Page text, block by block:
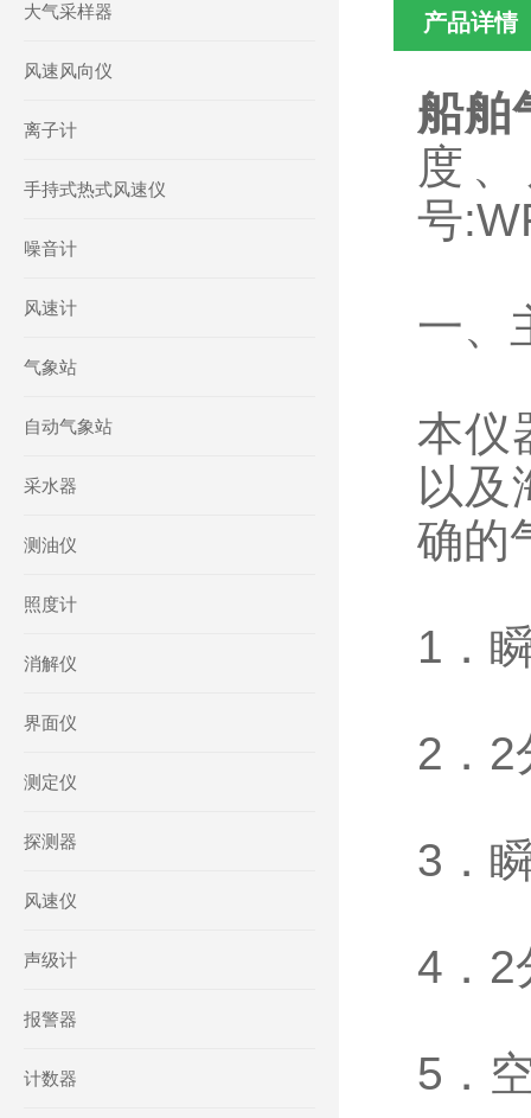
大气采样器
风速风向仪
离子计
手持式热式风速仪
噪音计
风速计
气象站
自动气象站
采水器
测油仪
照度计
消解仪
界面仪
测定仪
探测器
风速仪
声级计
报警器
计数器
产品详情
船舶
度
号
一、
本仪
以及
确的
1．
2．2
3．
4．2
5．